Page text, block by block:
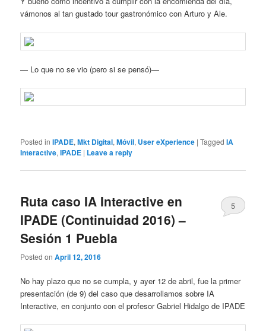
vámonos al tan gustado tour gastronómico con Arturo y Ale.
— Lo que no se vio (pero si se pensó)—
Posted in IPADE,Mkt Digital,Móvil, User eXperience |Tagged IA
Interactive,IPADE | Leave a reply
Ruta caso IA Interactive en
IPADE (Continuidad 2016) –
Sesión 1 Puebla
Posted onApril 12, 2016
5
No hay plazo que no se cumpla, y ayer 12 de abril, fue la primer
presentación (de 9) del caso que desarrollamos sobre IA
Interactive, en conjunto con el profesor Gabriel Hidalgo de IPADE